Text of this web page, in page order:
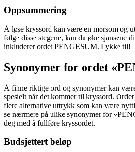
Oppsummering
Å løse kryssord kan være en morsom og
følge disse stegene, kan du øke sjansene
inkluderer ordet PENGESUM. Lykke til!
Synonymer for ordet
Å finne riktige ord og synonymer kan
spesielt når det kommer til kryssord.
flere alternative uttrykk som kan være
se nærmere på ulike synonymer for
deg med å fullføre kryssordet.
Budsjettert beløp